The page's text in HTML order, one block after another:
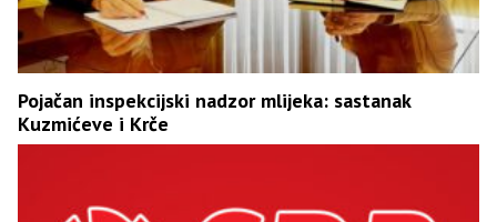
Pojačan inspekcijski nadzor mlijeka: sastanak
Kuzmićeve i Krče